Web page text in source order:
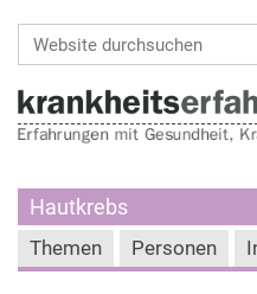
Hautkrebs
Themen Personen